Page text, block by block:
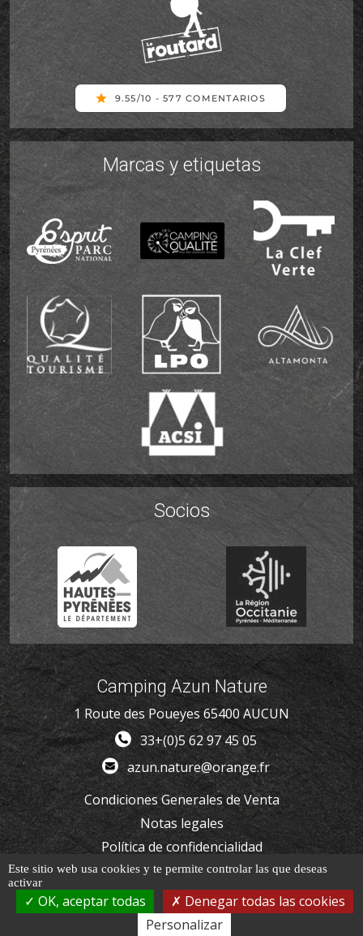
Marcas y etiquetas
Socios
Camping Azun Nature
1 Route des Poueyes 65400 AUCUN
33+(0)5 62 97 45 05
azun.nature@orange.fr
Condiciones Generales de Venta
Notas legales
Política de confidencialidad
Cookies
Copyright © 2021 Azun Nature All Rights Reserved
Este sitio web usa cookies y te permite controlar las que deseas
activar
OK, aceptar todas
Denegar todas las cookies
Personalizar